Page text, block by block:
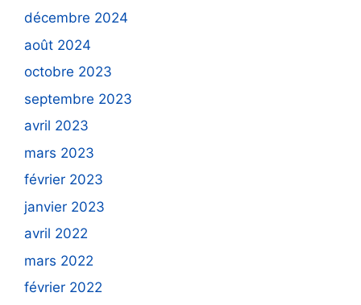
décembre 2024
août 2024
octobre 2023
septembre 2023
avril 2023
mars 2023
février 2023
janvier 2023
avril 2022
mars 2022
février 2022